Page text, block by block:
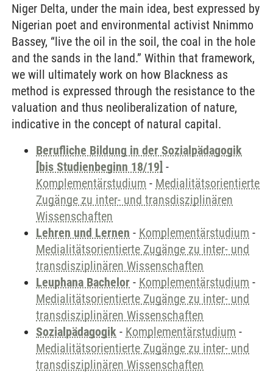
Niger Delta, under the main idea, best expressed by
Nigerian poet and environmental activist Nnimmo
Bassey, “live the oil in the soil, the coal in the hole
and the sands in the land.” Within that framework,
we will ultimately work on how Blackness as
method is expressed through the resistance to the
valuation and thus neoliberalization of nature,
indicative in the concept of natural capital.
Berufliche Bildung in der Sozialpädagogik
[bis Studienbeginn 18/19] -
Komplementärstudium - Medialitätsorientierte
Zugänge zu inter- und transdisziplinären
Wissenschaften
Lehren und Lernen - Komplementärstudium -
Medialitätsorientierte Zugänge zu inter- und
transdisziplinären Wissenschaften
Leuphana Bachelor - Komplementärstudium -
Medialitätsorientierte Zugänge zu inter- und
transdisziplinären Wissenschaften
Sozialpädagogik - Komplementärstudium -
Medialitätsorientierte Zugänge zu inter- und
transdisziplinären Wissenschaften